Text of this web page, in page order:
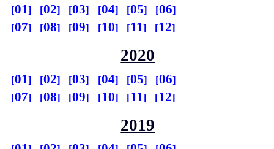
01 02 03 04 05
06
07
08 09 10 11 12
2020
01 02 03 04 05
06
07
08 09 10 11 12
2019